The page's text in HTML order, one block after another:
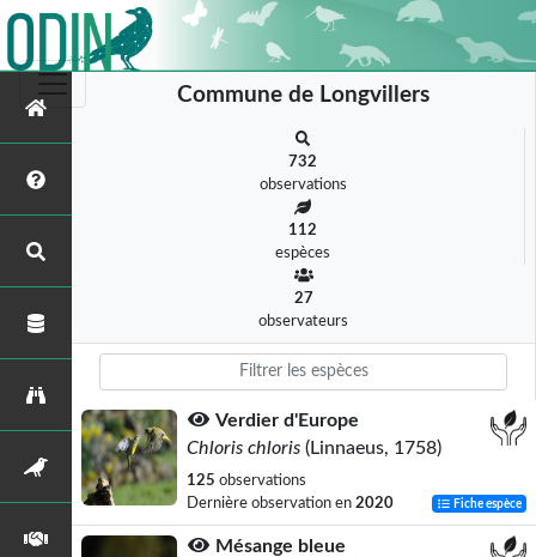
Commune de Longvillers
732
observations
112
espèces
27
observateurs
Verdier d'Europe
Chloris chloris (Linnaeus, 1758)
125 observations
Dernière observation en 2020 Fiche espèce
Mésange bleue